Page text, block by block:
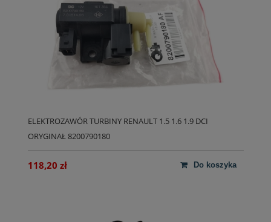
ELEKTROZAWÓR TURBINY RENAULT 1.5 1.6 1.9 DCI
ORYGINAŁ 8200790180
118,20 zł do koszyka